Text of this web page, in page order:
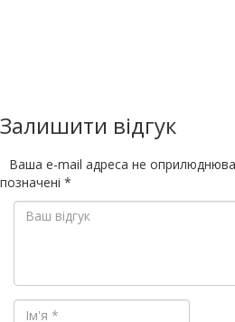
Залишити відгук
Ваша e-mail адреса не
позначені *